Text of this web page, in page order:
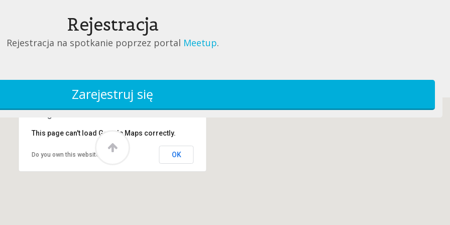
Rejestracja
Rejestracja na spotkanie poprzez portal Meetup.
This page can't load Google Maps correctly.
Do you own this website? OK